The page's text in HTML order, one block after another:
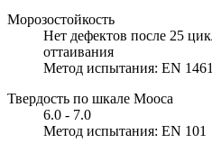
Морозостойкость
Нет дефектов после 25
оттаивания
Метод испытания: EN
Твердость по шкале Мооса
6.0 - 7.0
Метод испытания: EN 101